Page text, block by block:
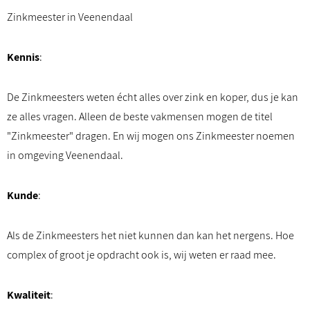
Zinkmeester in Veenendaal
Kennis:
De Zinkmeesters weten écht alles over zink en koper, dus je kan
ze alles vragen. Alleen de beste vakmensen mogen de titel
"Zinkmeester" dragen. En wij mogen ons Zinkmeester noemen
in omgeving Veenendaal.
Kunde:
Als de Zinkmeesters het niet kunnen dan kan het nergens. Hoe
complex of groot je opdracht ook is, wij weten er raad mee.
Kwaliteit: